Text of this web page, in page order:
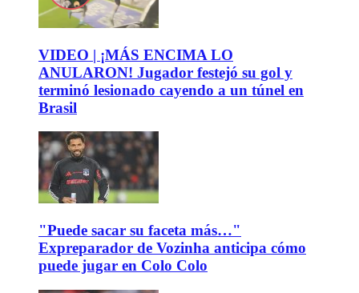
VIDEO | ¡MÁS ENCIMA LO
ANULARON! Jugador festejó su gol y
terminó lesionado cayendo a un túnel en
Brasil
"Puede sacar su faceta más…"
Expreparador de Vozinha anticipa cómo
puede jugar en Colo Colo